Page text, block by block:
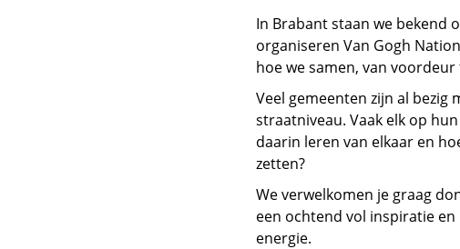
In Brabant staan we bekend
organiseren Van Gogh
hoe we samen, van
Veel gemeenten zijn al
straatniveau. Vaak elk op
daarin leren van elkaar en
zetten?
We verwelkomen je graag
een ochtend vol inspiratie
energie.